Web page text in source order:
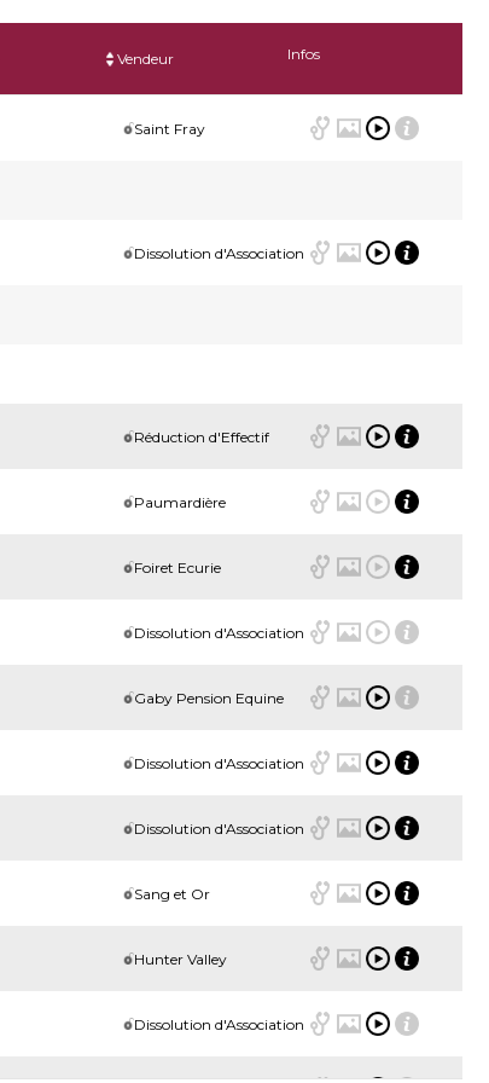
Vendeur Infos
Saint Fray
Dissolution d'Association
Réduction d'Effectif
Paumardière
Foiret Ecurie
Dissolution d'Association
Gaby Pension Equine
Dissolution d'Association
Dissolution d'Association
Sang et Or
Hunter Valley
Dissolution d'Association